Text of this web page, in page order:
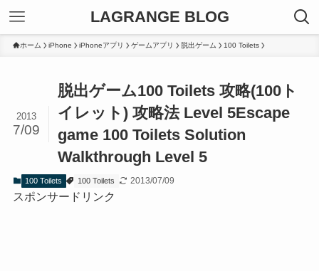
LAGRANGE BLOG
ホーム iPhone iPhoneアプリ ゲームアプリ 脱出ゲーム 100 Toilets
脱出ゲーム100 Toilets 攻略(100ト
イレット) 攻略法 Level 5Escape
game 100 Toilets Solution
Walkthrough Level 5
2013
7/09
100 Toilets 100 Toilets 2013/07/09
スポンサードリンク